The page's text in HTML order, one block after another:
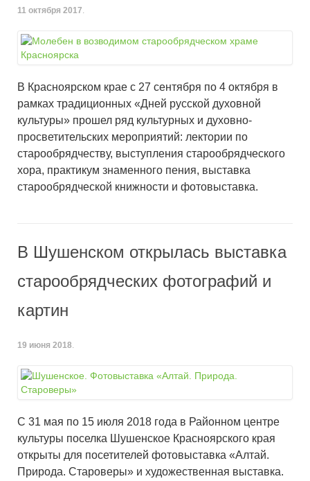
11 октября 2017.
В Красноярском крае с 27 сентября по 4 октября в
рамках традиционных «Дней русской духовной
культуры» прошел ряд культурных и духовно-
просветительских мероприятий: лектории по
старообрядчеству, выступления старообрядческого
хора, практикум знаменного пения, выставка
старообрядческой книжности и фотовыставка.
В Шушенском открылась выставка
старообрядческих фотографий и
картин
19 июня 2018.
С 31 мая по 15 июля 2018 года в Районном центре
культуры поселка Шушенское Красноярского края
открыты для посетителей фотовыставка «Алтай.
Природа. Староверы» и художественная выставка.